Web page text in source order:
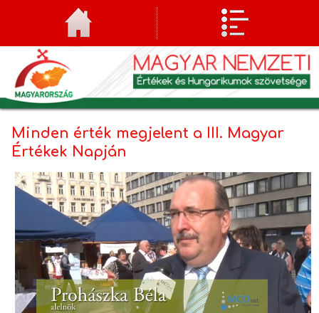
Minden érték megjelent a III. Magyar
Értékek Napján